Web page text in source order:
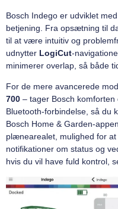
Bosch Indego er udviklet
betjening. Fra opsætning til
til at være intuitiv og
udnytter LogiCut-
minimerer overlap, så både
For de mere avancerede
700 – tager Bosch
Bluetooth-forbindelse, så du
Bosch Home & Garden-
plænearealet, mulighed for
notifikationer om status og
hvis du vil have fuld kontrol,